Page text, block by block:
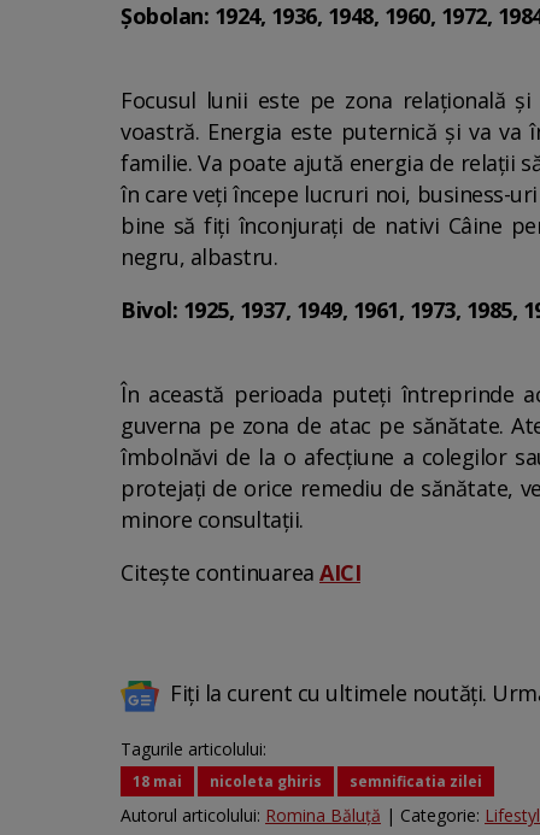
Șobolan: 1924, 1936, 1948, 1960, 1972,
Focusul lunii este pe zona relațională
voastră. Energia este puternică și va
familie. Va poate ajută energia de relații
în care veți începe lucruri noi, business-
bine să fiți înconjurați de nativi Câine
negru, albastru.
Bivol: 1925, 1937, 1949, 1961, 1973, 1985,
În această perioada puteți întreprinde
guverna pe zona de atac pe sănătate.
îmbolnăvi de la o afecțiune a colegilor
protejați de orice remediu de sănătate,
minore consultații.
Citește continuarea AICI
Fiți la curent cu ultimele noutăți.
Tagurile articolului:
18 mai nicoleta ghiris semnificatia zilei
Autorul articolului: Romina Băluță | Categorie: